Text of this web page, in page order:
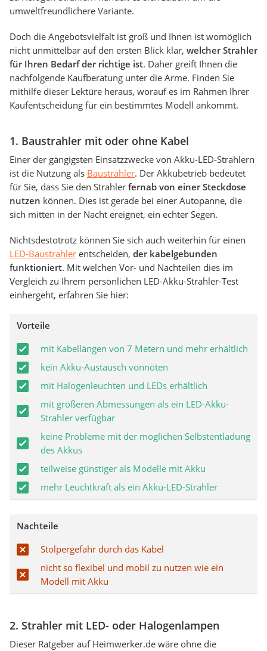
umweltfreundlichere Variante.
Doch die Angebotsvielfalt ist groß und Ihnen ist womöglich
nicht unmittelbar auf den ersten Blick klar, welcher Strahler
für Ihren Bedarf der richtige ist. Daher greift Ihnen die
nachfolgende Kaufberatung unter die Arme. Finden Sie
mithilfe dieser Lektüre heraus, worauf es im Rahmen Ihrer
Kaufentscheidung für ein bestimmtes Modell ankommt.
1. Baustrahler mit oder ohne Kabel
Einer der gängigsten Einsatzzwecke von Akku-LED-Strahlern
ist die Nutzung als Baustrahler. Der Akkubetrieb bedeutet
für Sie, dass Sie den Strahler fernab von einer Steckdose
nutzen können. Dies ist gerade bei einer Autopanne, die
sich mitten in der Nacht ereignet, ein echter Segen.
Nichtsdestotrotz können Sie sich auch weiterhin für einen
LED-Baustrahler entscheiden, der kabelgebunden
funktioniert. Mit welchen Vor- und Nachteilen dies im
Vergleich zu Ihrem persönlichen LED-Akku-Strahler-Test
einhergeht, erfahren Sie hier:
Vorteile
mit Kabellängen von 7 Metern und mehr erhältlich
kein Akku-Austausch vonnöten
mit Halogenleuchten und LEDs erhältlich
mit größeren Abmessungen als ein LED-Akku-
Strahler verfügbar
keine Probleme mit der möglichen Selbstentladung
des Akkus
teilweise günstiger als Modelle mit Akku
mehr Leuchtkraft als ein Akku-LED-Strahler
Nachteile
Stolpergefahr durch das Kabel
nicht so flexibel und mobil zu nutzen wie ein
Modell mit Akku
2. Strahler mit LED- oder Halogenlampen
Dieser Ratgeber auf Heimwerker.de wäre ohne die